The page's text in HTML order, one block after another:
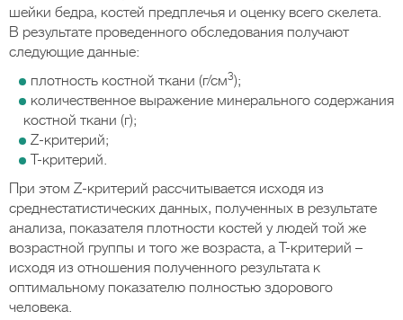
шейки бедра, костей предплечья и оценку всего скелета.
В результате проведенного обследования получают
следующие данные:
плотность костной ткани (г/см3);
количественное выражение минерального содержания
костной ткани (г);
Z-критерий;
Т-критерий.
При этом Z-критерий рассчитывается исходя из
среднестатистических данных, полученных в результате
анализа, показателя плотности костей у людей той же
возрастной группы и того же возраста, а Т-критерий –
исходя из отношения полученного результата к
оптимальному показателю полностью здорового
человека.